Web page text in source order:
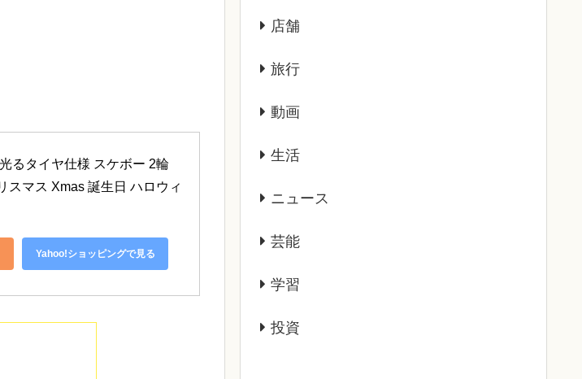
るタイヤ仕様 スケボー 2輪
スマス Xmas 誕生日 ハロウィ
Yahoo!ショッピングで見る
店舗
旅行
動画
生活
ニュース
芸能
学習
投資